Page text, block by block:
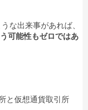
な出来事があれば、
可能性もゼロではあ
と仮想通貨取引所